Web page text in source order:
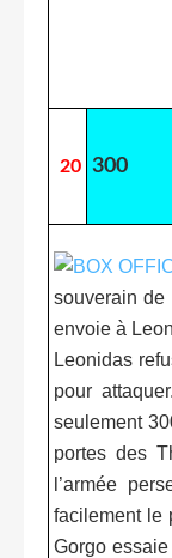
20 300
souverain de
envoie à
Leonidas
pour
seulement
portes des
l’armée
facilement le
Gorgo